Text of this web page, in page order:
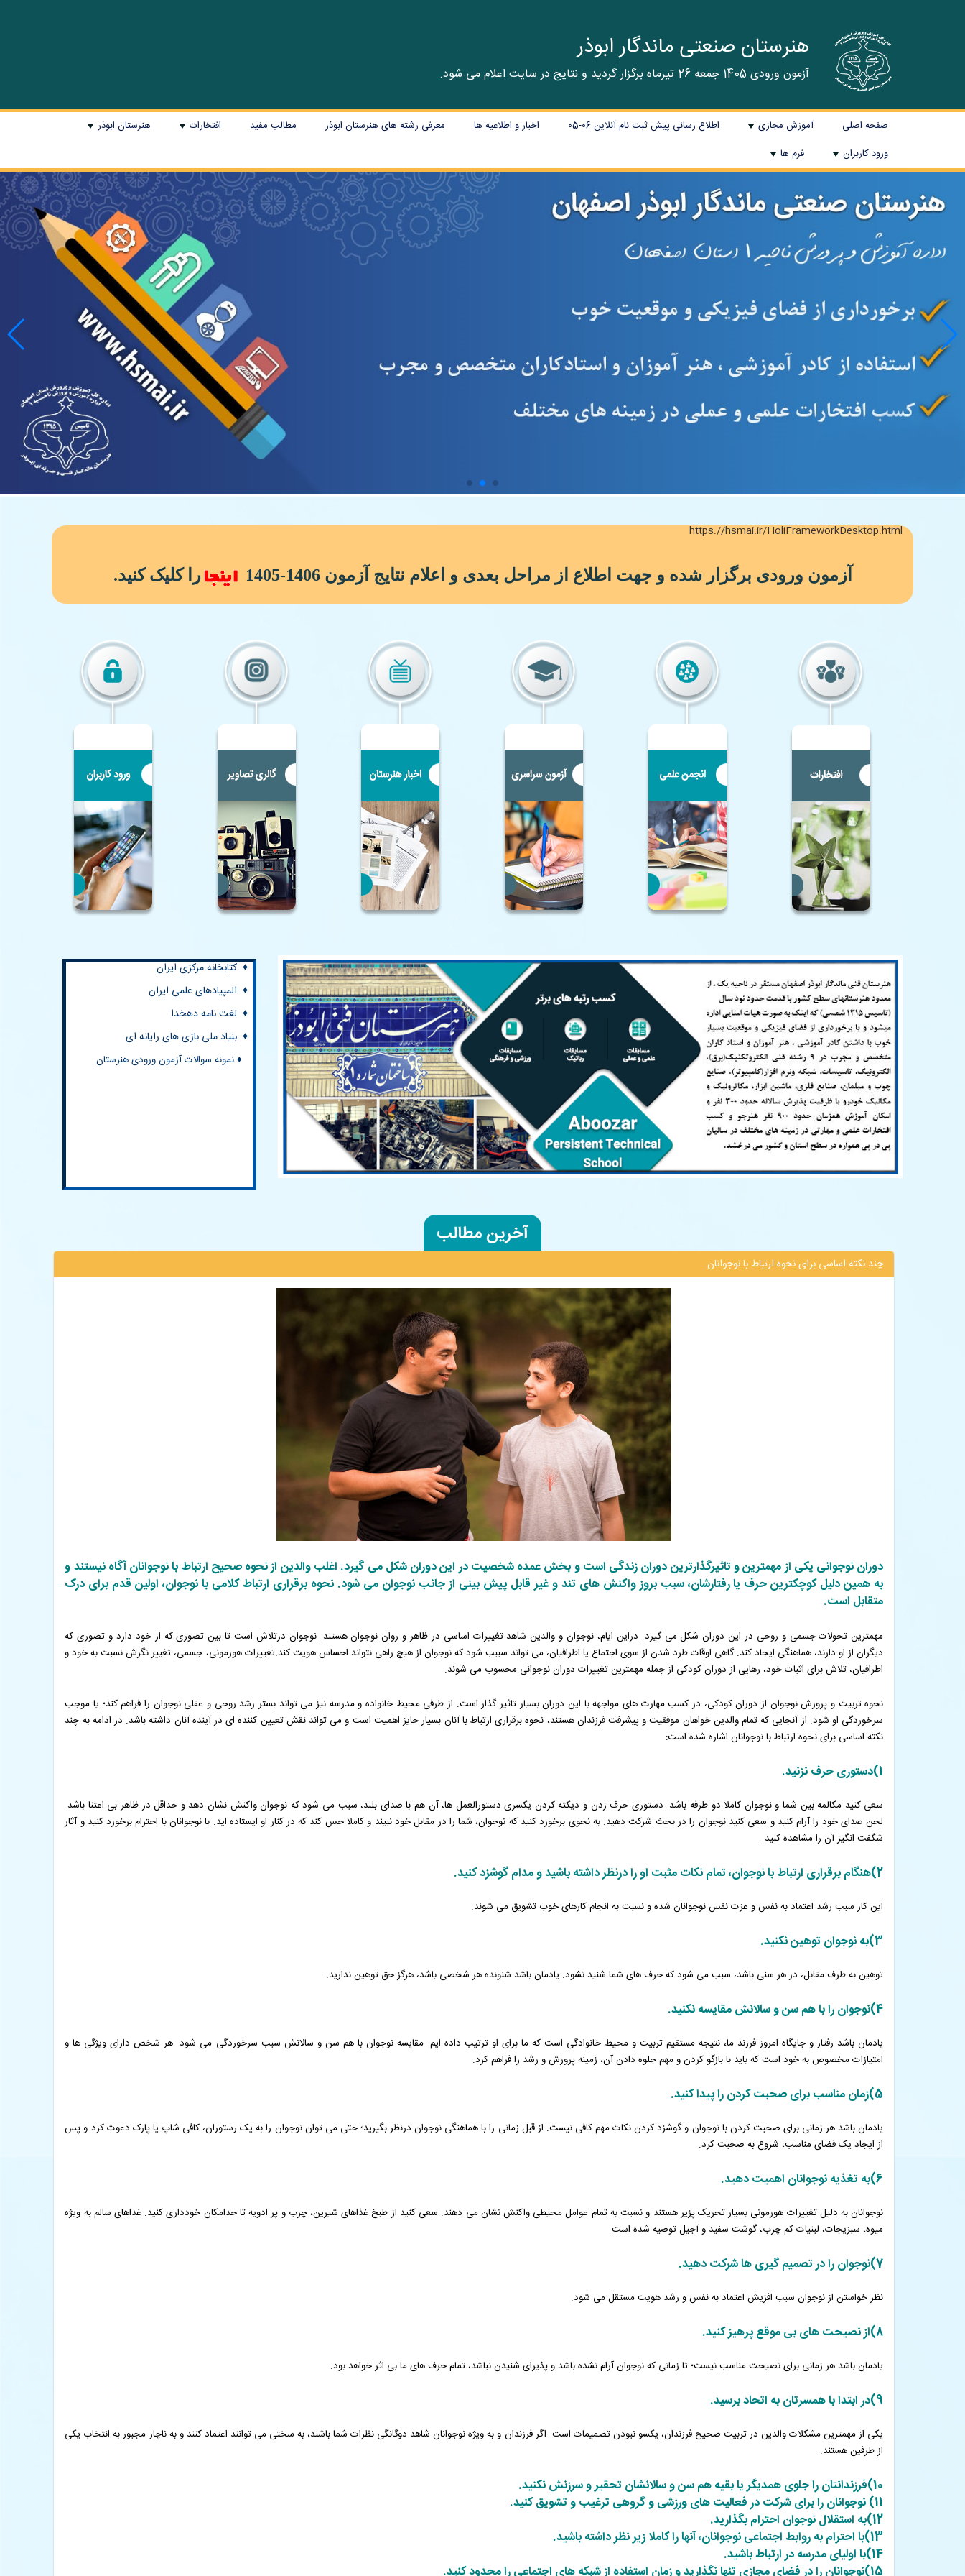
هنرستان صنعتی ماندگار ابوذر
آزمون ورودی 1405 جمعه 26 تیرماه برگزار گردید و نتایج در سایت اعلام می شود.
صفحه اصلی آموزش مجازی اطلاع رسانی پیش ثبت نام آنلاین 06-05 اخبار و اطلاعیه ها معرفی رشته های هنرستان ابوذر مطالب مفید افتخارات هنرستان ابوذر
+
ورود کاربران
+
فرم ها
https://hsmai.ir/HoliFrameworkDesktop.html
آزمون ورودی برگزار شده و جهت اطلاع از مراحل بعدی و اعلام نتایج آزمون 1406-1405 را کلیک کنید.
♦وزارت آموزش و پرورش
♦آموزش و پرورش اصفهان
♦مرکز تحقیقات معلم
♦خانه ریاضیات اصفهان
♦ کتابخانه مرکزی ایران
♦ بنیاد ملی بازی های رایانه ای
♦ نمونه سوالات آزمون ورودی هنرستان
چند نکته اساسی برای نحوه ارتباط با نوجوانان
دوران نوجوانی یکی از مهمترین و تاثیرگذارترین دوران زندگی است و بخش عمده شخصیت در این دوران شکل می گیرد. اغلب والدین از نحوه صحیح ارتباط با نوجوانان آگاه نیستند و
به همین دلیل کوچکترین حرف یا رفتارشان، سبب بروز واکنش های تند و غیر قابل پیش بینی از جانب نوجوان می شود. نحوه برقراری ارتباط کلامی با نوجوان، اولین قدم برای درک
متقابل است.
مهمترین تحولات جسمی و روحی در این دوران شکل می گیرد. دراین ایام، نوجوان و والدین شاهد تغییرات اساسی در ظاهر و روان نوجوان هستند. نوجوان درتلاش است تا بین تصوری که از خود دارد و تصوری که
دیگران از او دارند، هماهنگی ایجاد کند. گاهی اوقات طرد شدن از سوی اجتماع یا اطرافیان، می تواند سببب شود که نوجوان از هیچ راهی نتواند احساس هویت کند.تغییرات هورمونی، جسمی، تغییر نگرش نسبت به خود و
اطرافیان، تلاش برای اثبات خود، رهایی از دوران کودکی از جمله مهمترین تغییرات دوران نوجوانی محسوب می شوند.
نحوه تربیت و پرورش نوجوان از دوران کودکی، در کسب مهارت های مواجهه با این دوران بسیار تاثیر گذار است. از طرفی محیط خانواده و مدرسه نیز می تواند بستر رشد روحی و عقلی نوجوان را فراهم کند؛ یا موجب
سرخوردگی او شود. از آنجایی که تمام والدین خواهان موفقیت و پیشرفت فرزندان هستند، نحوه برقراری ارتباط با آنان بسیار حایز اهمیت است و می تواند نقش تعیین کننده ای در آینده آنان داشته باشد. در ادامه به چند
نکته اساسی برای نحوه ارتباط با نوجوانان اشاره شده است:
1)دستوری حرف نزنید.
سعی کنید مکالمه بین شما و نوجوان کاملا دو طرفه باشد. دستوری حرف زدن و دیکته کردن یکسری دستورالعمل ها، آن هم با صدای بلند، سبب می شود که نوجوان واکنش نشان دهد و حداقل در ظاهر بی اعتنا باشد.
لحن صدای خود را آرام کنید و سعی کنید نوجوان را در بحث شرکت دهید.‌ به نحوی برخورد کنید که نوجوان، شما را در مقابل خود نبیند و کاملا حس کند که در کنار او ایستاده اید. با نوجوانان با احترام برخورد کنید و آثار
شگفت انگیز آن را مشاهده کنید.
2)هنگام برقراری ارتباط با نوجوان، تمام نکات مثبت او را درنظر داشته باشید و مدام گوشزد کنید.
این کار سبب رشد اعتماد به نفس و عزت نفس نوجوانان شده و نسبت به انجام کارهای خوب تشویق می شوند.
3)به نوجوان توهین نکنید.
توهین به طرف مقابل، در هر سنی باشد، سبب می شود که حرف های شما شنید نشود. یادمان باشد شنونده هر شخصی باشد، هرگز حق توهین ندارید.
4)نوجوان را با هم سن و سالانش مقایسه نکنید.
یادمان باشد رفتار و جایگاه امروز فرزند ما، نتیجه مستقیم تربیت و محیط خانوادگی است که ما برای او ترتیب داده ایم. مقایسه نوجوان با هم سن و سالانش سبب سرخوردگی می شود. هر شخص دارای ویژگی ها و
امتیازات مخصوص به خود است که باید با بازگو کردن و مهم جلوه دادن آن، زمینه پرورش و رشد را فراهم کرد.
5)زمان مناسب برای صحبت کردن را پیدا کنید.
یادمان باشد هر زمانی برای صحبت کردن با نوجوان و گوشزد کردن نکات مهم کافی نیست. از قبل زمانی را با هماهنگی نوجوان درنظر بگیرید؛ حتی می توان نوجوان را به یک رستوران، کافی شاپ یا پارک دعوت کرد و پس
از ایجاد یک فضای مناسب، شروع به صحبت کرد.
6)به تغذیه نوجوانان اهمیت دهید.
نوجوانان به دلیل تغییرات هورمونی بسیار تحریک پزیر هستند و نسبت به تمام عوامل محیطی واکنش نشان می دهند.‌ سعی کنید از طبخ غذاهای شیرین، چرب و پر ادویه تا حدامکان خودداری کنید. غذاهای سالم به ویژه
میوه، سبزیجات، لبنیات کم چرب، گوشت سفید و آجیل توصیه شده است.
7)نوجوان را در تصمیم گیری ها شرکت دهید.
نظر خواستن از نوجوان سبب افزیش اعتماد به نفس و رشد هویت مستقل می شود.
8)از نصیحت های بی موقع پرهیز کنید.
یادمان باشد هر زمانی برای نصیحت مناسب نیست؛ تا زمانی که نوجوان آرام نشده باشد و پذیرای شنیدن نباشد، تمام حرف های ما بی اثر خواهد بود.
9)در ابتدا با همسرتان به اتحاد برسید.
یکی از مهمترین مشکلات والدین در تربیت صحیح فرزندان، یکسو نبودن تصمیمات است. اگر فرزندان و به ویژه نوجوانان شاهد دوگانگی نظرات شما باشند، به سختی می توانند اعتماد کنند و به ناچار مجبور به انتخاب یکی
از طرفین هستند.
10)فرزندانتان را جلوی همدیگر یا بقیه هم سن و سالانشان تحقیر و سرزنش نکنید.
11) نوجوانان را برای شرکت در فعالیت های ورزشی و گروهی ترغیب و تشویق کنید.
12)به استقلال نوجوان احترام بگذارید.
13)با احترام به روابط اجتماعی نوجوانان، آنها را کاملا زیر نظر داشته باشید.
14)با اولیای مدرسه در ارتباط باشید.
15)نوجوانان را در فضای مجازی تنها نگذارید و زمان استفاده از شبکه های اجتماعی را محدود کنید.